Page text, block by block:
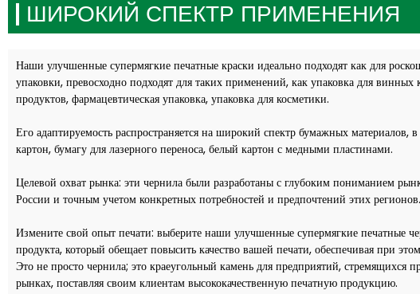
ШИРОКИЙ СПЕКТР ПРИМЕНЕНИЯ
Наши улучшенные супермягкие печатные краски идеально подходят как для
упаковки, превосходно подходят для таких применений, как упаковка для
продуктов, фармацевтическая упаковка, упаковка для косметики.
Его адаптируемость распространяется на широкий спектр бумажных материалов,
картон, бумагу для лазерного переноса, белый картон с медными пластинами.
Целевой охват рынка: эти чернила были разработаны с глубоким пониманием
России и точным учетом конкретных потребностей и предпочтений этих регионов.
Измените свой опыт печати: выберите наши улучшенные супермягкие печатные
продукта, который обещает повысить качество вашей печати, обеспечивая при
Это не просто чернила; это краеугольный камень для предприятий, стремящихся
рынках, поставляя своим клиентам высококачественную печатную продукцию.